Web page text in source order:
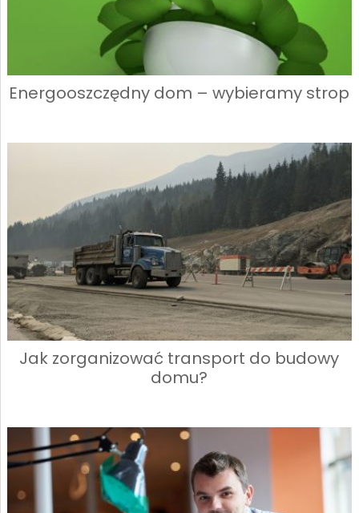
Energooszczędny dom – wybieramy strop
Jak zorganizować transport do budowy
domu?